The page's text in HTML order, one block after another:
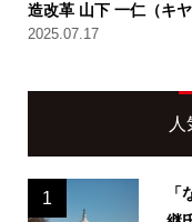
造改革 山下 一仁（キ
2025.07.17
1